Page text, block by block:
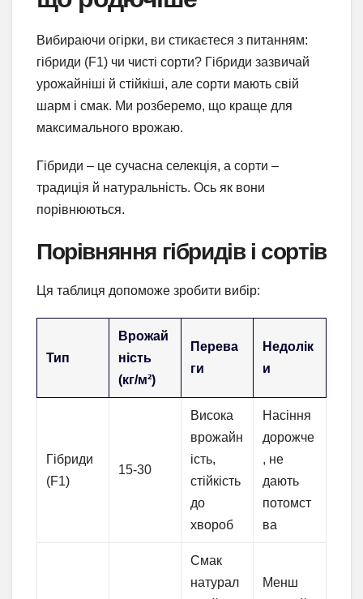
Вибираючи огірки, ви стикаєтеся з питанням:
гібриди (F1) чи чисті сорти? Гібриди зазвичай
урожайніші й стійкіші, але сорти мають свій
шарм і смак. Ми розберемо, що краще для
максимального врожаю.
Гібриди – це сучасна селекція, а сорти –
традиція й натуральність. Ось як вони
порівнюються.
Порівняння гібридів і сортів
Ця таблиця допоможе зробити вибір:
Тип
Врожай
ність
(кг/м²)
Перева
ги
Недолік
и
Гібриди
(F1)
15-30
Висока
врожайн
ість,
стійкість
до
хвороб
Насіння
дорожче
, не
дають
потомст
ва
Смак
натурал
Менш